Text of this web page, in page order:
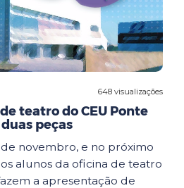
648 visualizações
teatro do CEU Ponte
peças
de novembro, e no próximo
alunos da oficina de teatro
a apresentação de